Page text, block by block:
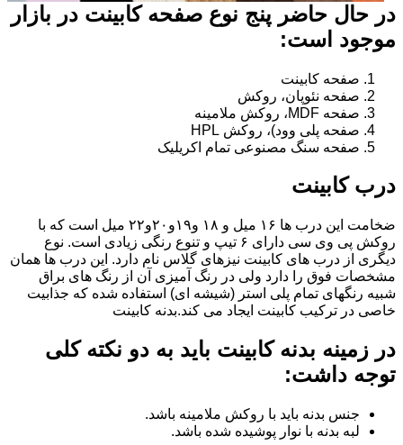
در حال حاضر پنج نوع صفحه کابینت در بازار
موجود است:
صفحه کابینت
صفحه نئوپان، روکش
صفحه MDF، روکش ملامینه
صفحه پلی وود)، روکش HPL
صفحه سنگ مصنوعی تمام اکریلیک
درب کابینت
ضخامت این درب ها ۱۶ میل و ۱۸ و١٩و٢٠و٢٢ میل است که با
روکش پی وی سی دارای ۶ تیپ و تنوع رنگی زیادی است. نوع
دیگری از درب های کابینت نیزهای گلاس نام دارد. این درب ها همان
مشخصات فوق را دارد ولی در رنگ آمیزی آن از رنگ های براق
شبیه رنگهای تمام پلی استر (شیشه ای) استفاده شده که جذابیت
خاصی در ترکیب کابینت ایجاد می کند.بدنه کابینت
در زمینه بدنه کابینت باید به دو نکته کلی
توجه داشت:
جنس بدنه باید با روکش ملامینه باشد.
لبه بدنه با نوار پوشیده شده باشد.